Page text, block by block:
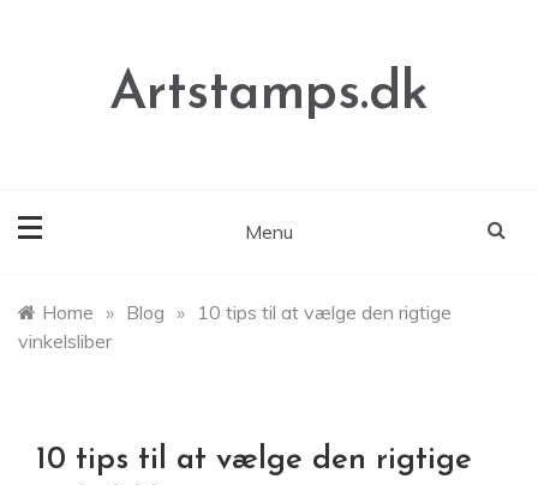
Artstamps.dk
Menu
Home » Blog » 10 tips til at vælge den rigtige
vinkelsliber
10 tips til at vælge den rigtige